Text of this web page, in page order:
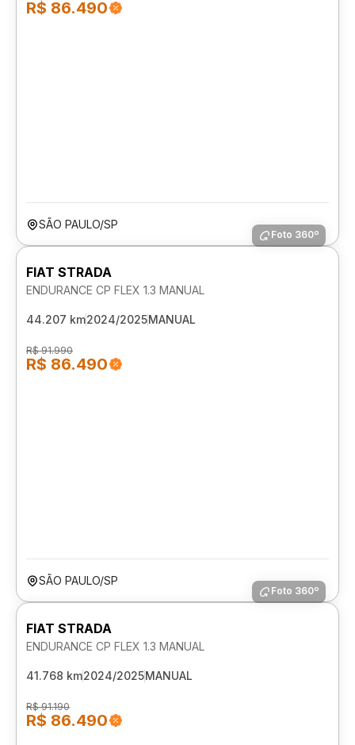
R$ 86.490
SÃO PAULO/SP
Foto 360º
FIAT STRADA
ENDURANCE CP FLEX 1.3 MANUAL
44.207 km2024/2025MANUAL
R$ 91.990
R$ 86.490
SÃO PAULO/SP
Foto 360º
FIAT STRADA
ENDURANCE CP FLEX 1.3 MANUAL
41.768 km2024/2025MANUAL
R$ 91.190
R$ 86.490